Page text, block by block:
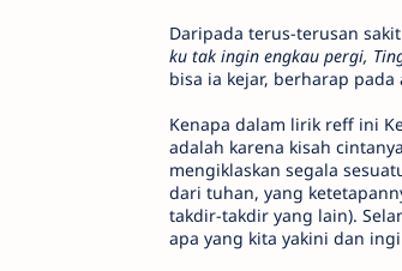
Daripada terus-terusan
ku tak ingin engkau pergi,
bisa ia kejar, berharap
Kenapa dalam lirik reff ini
adalah karena kisah
mengiklaskan segala
dari tuhan, yang
takdir-takdir yang lain).
apa yang kita yakini dan